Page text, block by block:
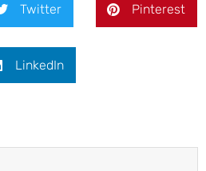
Twitter Pinterest
LinkedIn